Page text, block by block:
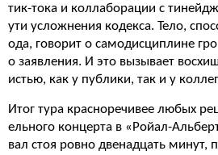
тик-тока и коллаборации с
ути усложнения кодекса. Тело,
ода, говорит о самодисциплине
о заявления. И это вызывает
истью, как у публики, так и у
Итог тура красноречивее любых
ельного концерта в «Ройал-
вал стоя ровно двенадцать минут,